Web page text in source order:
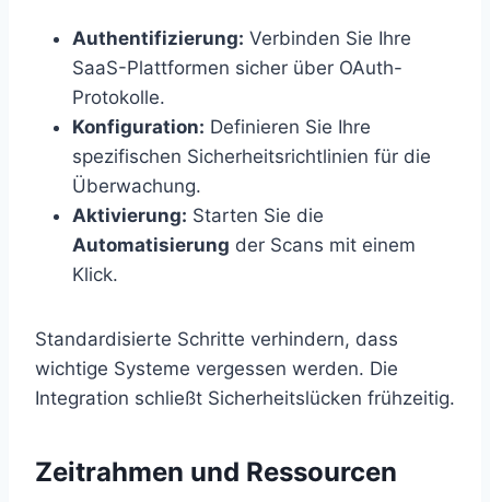
Authentifizierung: Verbinden Sie Ihre
SaaS-Plattformen sicher über OAuth-
Protokolle.
Konfiguration: Definieren Sie Ihre
spezifischen Sicherheitsrichtlinien für die
Überwachung.
Aktivierung: Starten Sie die
Automatisierung der Scans mit einem
Klick.
Standardisierte Schritte verhindern, dass
wichtige Systeme vergessen werden. Die
Integration schließt Sicherheitslücken frühzeitig.
Zeitrahmen und Ressourcen